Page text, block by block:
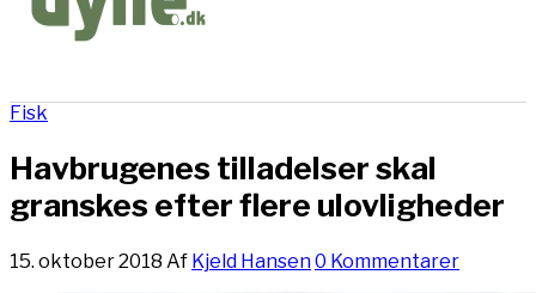
Fisk
Havbrugenes tilladelser skal
granskes efter flere ulovligheder
15. oktober 2018 Af Kjeld Hansen0 Kommentarer